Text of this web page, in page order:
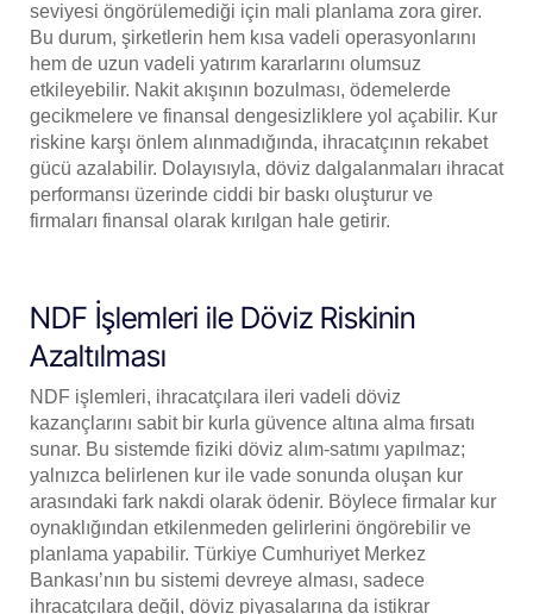
seviyesi öngörülemediği için mali planlama zora girer.
Bu durum, şirketlerin hem kısa vadeli operasyonlarını
hem de uzun vadeli yatırım kararlarını olumsuz
etkileyebilir. Nakit akışının bozulması, ödemelerde
gecikmelere ve finansal dengesizliklere yol açabilir. Kur
riskine karşı önlem alınmadığında, ihracatçının rekabet
gücü azalabilir. Dolayısıyla, döviz dalgalanmaları ihracat
performansı üzerinde ciddi bir baskı oluşturur ve
firmaları finansal olarak kırılgan hale getirir.
NDF İşlemleri ile Döviz Riskinin
Azaltılması
NDF işlemleri, ihracatçılara ileri vadeli döviz
kazançlarını sabit bir kurla güvence altına alma fırsatı
sunar. Bu sistemde fiziki döviz alım-satımı yapılmaz;
yalnızca belirlenen kur ile vade sonunda oluşan kur
arasındaki fark nakdi olarak ödenir. Böylece firmalar kur
oynaklığından etkilenmeden gelirlerini öngörebilir ve
planlama yapabilir. Türkiye Cumhuriyet Merkez
Bankası’nın bu sistemi devreye alması, sadece
ihracatçılara değil, döviz piyasalarına da istikrar